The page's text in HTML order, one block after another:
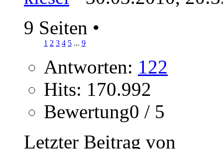
9 Seiten •
1 2 3 4 5 ... 9
Antworten: 122
Hits: 170.992
Bewertung0 / 5
Letzter Beitrag von